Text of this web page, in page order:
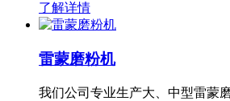
了解详情
雷蒙磨粉机
我们公司专业生产大、中型雷蒙